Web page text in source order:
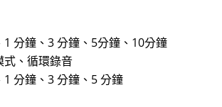
分鐘、3 分鐘、5分鐘、10分鐘
、循環錄音
分鐘、3 分鐘、5 分鐘